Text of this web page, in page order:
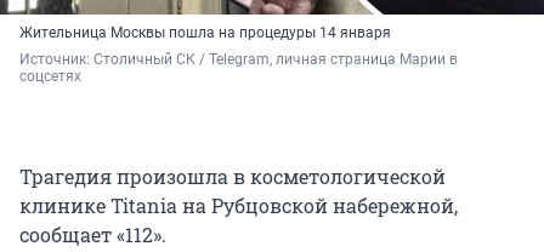
Жительница Москвы пошла на процедуры 14 января
Источник: Столичный СК / Telegram, личная страница Марии в
соцсетях
Трагедия произошла в косметологической
клинике Titania на Рубцовской набережной,
сообщает «112».